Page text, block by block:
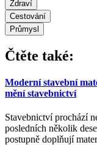
Zdraví
Cestování
Průmysl
Čtěte také:
Moderní stavební
mění stavebnictví
Stavebnictví prochází
posledních několik
postupně doplňují